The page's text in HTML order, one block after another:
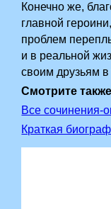
Конечно же,
главной
проблем
и в реальной
своим друзьям в
Смотрите
Все сочинения-
Краткая